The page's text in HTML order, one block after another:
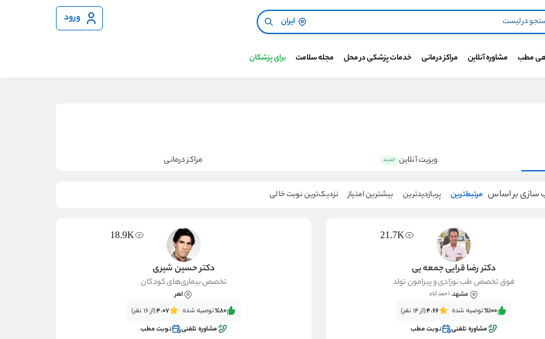
ایران ورود
مطب مشاوره آنلاین مراکز درمانی خدمات پزشکی در محل مجله سلامت برای پزشکان
ویزیت آنلاین جدید مراکز درمانی
سازی بر اساس مرتبط‌ترین پربازدیدترین بیشترین امتیاز نزدیک‌ترین نوبت خالی
21.7K
دکتر رضا قرایی جمعه یی
فوق تخصص طب نوزادی و پیرامون تولد
مشهد، احمد آباد
٪100‌‌‌توصیه شده 4.66(از 14 نفر)
مشاوره تلفنی
نوبت مطب
18.9K
دکتر حسین شیری
تخصص بیماری‌های کودکان
اهر
٪80‌‌‌توصیه شده 4.07(از 16 نفر)
مشاوره تلفنی
نوبت مطب